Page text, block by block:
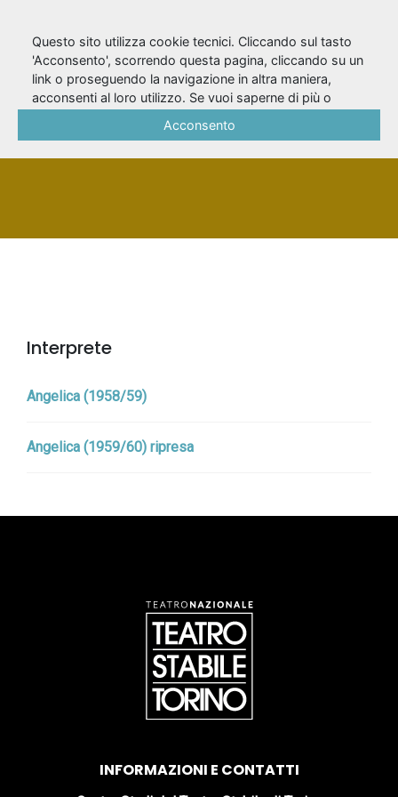
Alessio, Angelo
PERSONA
Interprete
Angelica (1958/59)
Angelica (1959/60) ripresa
INFORMAZIONI E CONTATTI
Questo sito utilizza cookie tecnici. Cliccando sul tasto
'Acconsento', scorrendo questa pagina, cliccando su un
link o proseguendo la navigazione in altra maniera,
acconsenti al loro utilizzo. Se vuoi saperne di più o
Acconsento